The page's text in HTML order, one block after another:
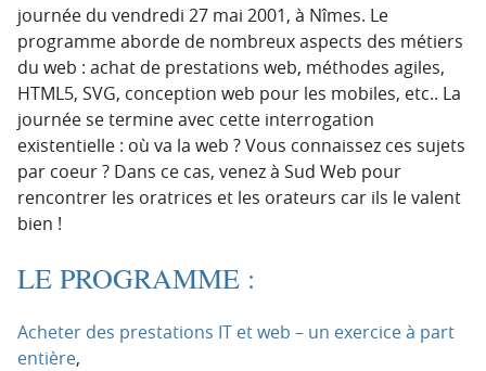
a
l
e
journée du vendredi 27 mai 2001, à Nîmes. Le
programme aborde de nombreux aspects des métiers
du web : achat de prestations web, méthodes agiles,
HTML5, SVG, conception web pour les mobiles, etc.. La
journée se termine avec cette interrogation
existentielle : où va la web ? Vous connaissez ces sujets
par coeur ? Dans ce cas, venez à Sud Web pour
rencontrer les oratrices et les orateurs car ils le valent
bien !
LE PROGRAMME :
Acheter des prestations IT et web – un exercice à part
entière,